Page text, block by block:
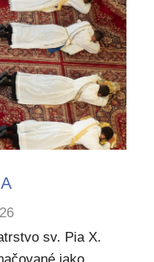
sv. Pia X.